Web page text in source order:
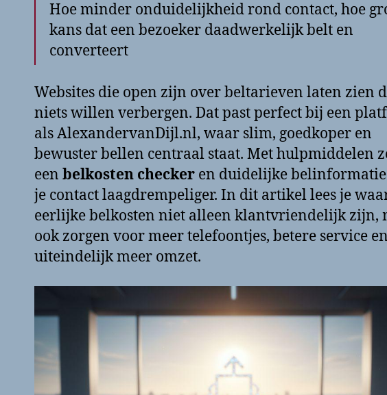
Hoe minder onduidelijkheid rond contact, hoe
kans dat een bezoeker daadwerkelijk belt en
converteert
Websites die open zijn over beltarieven laten zien
niets willen verbergen. Dat past perfect bij een
als AlexandervanDijl.nl, waar slim, goedkoper en
bewuster bellen centraal staat. Met hulpmiddelen
een belkosten checker en duidelijke
je contact laagdrempeliger. In dit artikel lees je
eerlijke belkosten niet alleen klantvriendelijk zijn,
ook zorgen voor meer telefoontjes, betere service
uiteindelijk meer omzet.